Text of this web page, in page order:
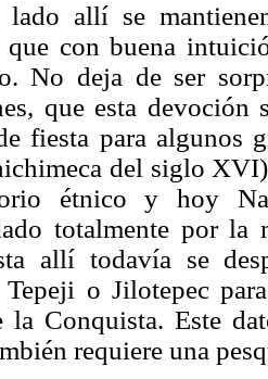
allí se
que con buena
No deja de ser
que esta devoción
fiesta para algunos
del siglo
étnico y hoy
totalmente por
allí todavía se
o Jilotepec
la Conquista. Este
requiere una